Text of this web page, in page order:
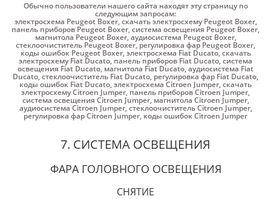
Обычно пользователи нашего сайта находят эту страницу по
следующим запросам:
электросхема Peugeot Boxer,скачать электросхему Peugeot Boxer,
панель приборов Peugeot Boxer,система освещения Peugeot Boxer,
магнитола Peugeot Boxer,аудиосистема Peugeot Boxer,
стеклоочиститель Peugeot Boxer, регулировка фар Peugeot Boxer,
коды ошибок Peugeot Boxer,электросхема Fiat Ducato,скачать
электросхему Fiat Ducato, панель приборов Fiat Ducato,система
освещения Fiat Ducato, магнитола Fiat Ducato,аудиосистема Fiat
Ducato,стеклоочиститель Fiat Ducato, регулировка фар Fiat Ducato,
коды ошибок Fiat Ducato,электросхема Citroen Jumper,скачать
электросхему Citroen Jumper, панель приборов Citroen Jumper,
система освещения Citroen Jumper, магнитола Citroen Jumper,
аудиосистема Citroen Jumper,стеклоочиститель Citroen Jumper,
регулировка фар Citroen Jumper, коды ошибок Citroen Jumper
7. СИСТЕМА ОСВЕЩЕНИЯ
ФАРА ГОЛОВНОГО ОСВЕЩЕНИЯ
СНЯТИЕ